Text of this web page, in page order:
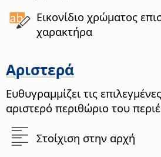
Εικονίδιο χρώματος
χαρακτήρα
Αριστερά
Ευθυγραμμίζει τις
αριστερό περιθώριο του
Στοίχιση στην αρχή